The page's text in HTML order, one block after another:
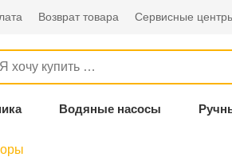
Возврат товара Сервисные
Водяные насосы